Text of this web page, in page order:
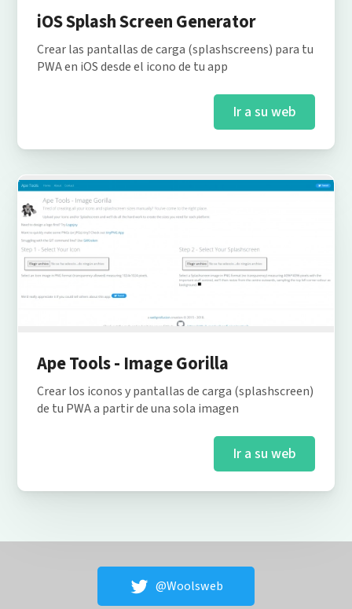
iOS Splash Screen Generator
Crear las pantallas de carga (splashscreens) para tu
PWA en iOS desde el icono de tu app
Ir a su web
Ape Tools - Image Gorilla
Crear los iconos y pantallas de carga (splashscreen)
de tu PWA a partir de una sola imagen
Ir a su web
@Woolsweb